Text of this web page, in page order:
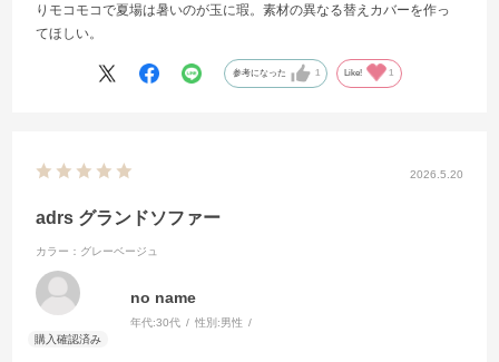
りモコモコで夏場は暑いのが玉に瑕。素材の異なる替えカバーを作っ
てほしい。
参考になった 1 Like! 1
2026.5.20
adrs グランドソファー
カラー：グレーベージュ
no name
年代:30代 性別:男性